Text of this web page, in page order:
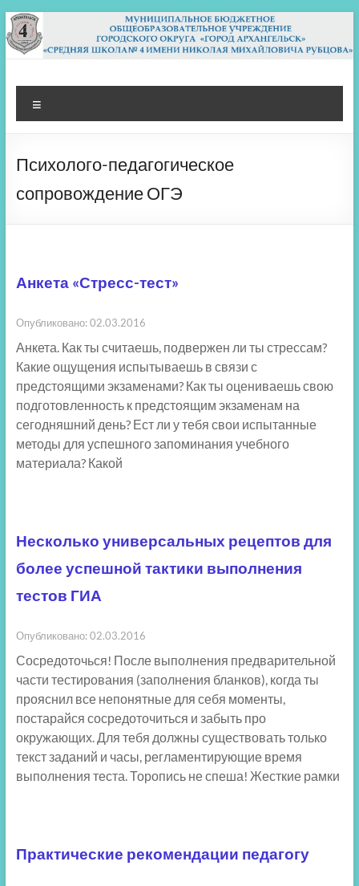
Перейти
к
содержимому
МБОУ СШ 4
Архангельск
Психолого-педагогическое
сопровождение ОГЭ
Анкета «Стресс-тест»
Опубликовано: 02.03.2016
Анкета. Как ты считаешь, подвержен ли ты стрессам?
Какие ощущения испытываешь в связи с
предстоящими экзаменами? Как ты оцениваешь свою
подготовленность к предстоящим экзаменам на
сегодняшний день? Ест ли у тебя свои испытанные
методы для успешного запоминания учебного
материала? Какой
Несколько универсальных рецептов для
более успешной тактики выполнения
тестов ГИА
Опубликовано: 02.03.2016
Сосредоточься! После выполнения предварительной
части тестирования (заполнения бланков), когда ты
прояснил все непонятные для себя моменты,
постарайся сосредоточиться и забыть про
окружающих. Для тебя должны существовать только
текст заданий и часы, регламентирующие время
выполнения теста. Торопись не спеша! Жесткие рамки
Практические рекомендации педагогу